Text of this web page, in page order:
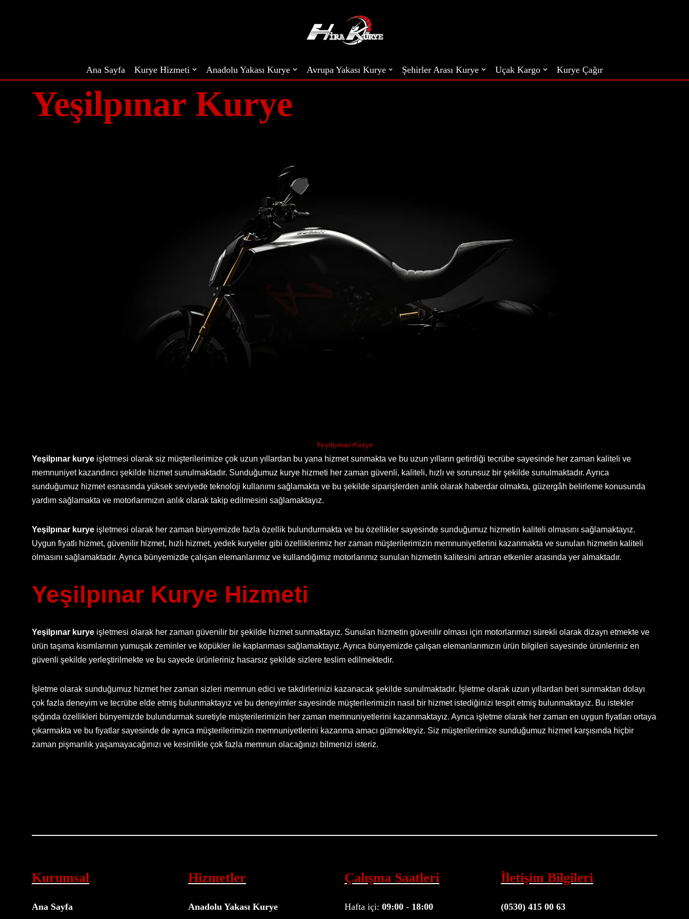
Ana Sayfa Kurye Hizmeti Anadolu Yakası Kurye Avrupa Yakası Kurye Şehirler Arası Kurye Uçak Kargo Kurye Çağır
Yeşilpınar Kurye
Yeşilpınar Kurye
Yeşilpınar kurye işletmesi olarak siz müşterilerimize çok uzun yıllardan bu yana hizmet sunmakta ve bu uzun yılların getirdiği tecrübe sayesinde her zaman kaliteli ve
memnuniyet kazandırıcı şekilde hizmet sunulmaktadır. Sunduğumuz kurye hizmeti her zaman güvenli, kaliteli, hızlı ve sorunsuz bir şekilde sunulmaktadır. Ayrıca
sunduğumuz hizmet esnasında yüksek seviyede teknoloji kullanımı sağlamakta ve bu şekilde siparişlerden anlık olarak haberdar olmakta, güzergâh belirleme konusunda
yardım sağlamakta ve motorlarımızın anlık olarak takip edilmesini sağlamaktayız.
Yeşilpınar kurye işletmesi olarak her zaman bünyemizde fazla özellik bulundurmakta ve bu özellikler sayesinde sunduğumuz hizmetin kaliteli olmasını sağlamaktayız.
Uygun fiyatlı hizmet, güvenilir hizmet, hızlı hizmet, yedek kuryeler gibi özelliklerimiz her zaman müşterilerimizin memnuniyetlerini kazanmakta ve sunulan hizmetin kaliteli
olmasını sağlamaktadır. Ayrıca bünyemizde çalışan elemanlarımız ve kullandığımız motorlarımız sunulan hizmetin kalitesini artıran etkenler arasında yer almaktadır.
Yeşilpınar Kurye Hizmeti
Yeşilpınar kurye işletmesi olarak her zaman güvenilir bir şekilde hizmet sunmaktayız. Sunulan hizmetin güvenilir olması için motorlarımızı sürekli olarak dizayn etmekte ve
ürün taşıma kısımlarının yumuşak zeminler ve köpükler ile kaplanması sağlamaktayız. Ayrıca bünyemizde çalışan elemanlarımızın ürün bilgileri sayesinde ürünleriniz en
güvenli şekilde yerleştirilmekte ve bu sayede ürünleriniz hasarsız şekilde sizlere teslim edilmektedir.
İşletme olarak sunduğumuz hizmet her zaman sizleri memnun edici ve takdirlerinizi kazanacak şekilde sunulmaktadır. İşletme olarak uzun yıllardan beri sunmaktan dolayı
çok fazla deneyim ve tecrübe elde etmiş bulunmaktayız ve bu deneyimler sayesinde müşterilerimizin nasıl bir hizmet istediğinizi tespit etmiş bulunmaktayız. Bu istekler
ışığında özellikleri bünyemizde bulundurmak suretiyle müşterilerimizin her zaman memnuniyetlerini kazanmaktayız. Ayrıca işletme olarak her zaman en uygun fiyatları ortaya
çıkarmakta ve bu fiyatlar sayesinde de ayrıca müşterilerimizin memnuniyetlerini kazanma amacı gütmekteyiz. Siz müşterilerimize sunduğumuz hizmet karşısında hiçbir
zaman pişmanlık yaşamayacağınızı ve kesinlikle çok fazla memnun olacağınızı bilmenizi isteriz.
Kurumsal
Ana Sayfa
Hizmetler
Anadolu Yakası Kurye
Çalışma Saatleri
Hafta içi: 09:00 - 18:00
İletişim Bilgileri
(0530) 415 00 63